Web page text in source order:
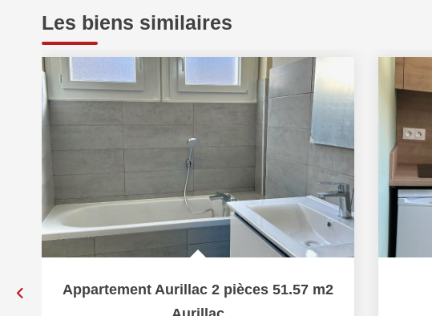
Les biens similaires
Appartement Aurillac 2 pièces 51.57 m2